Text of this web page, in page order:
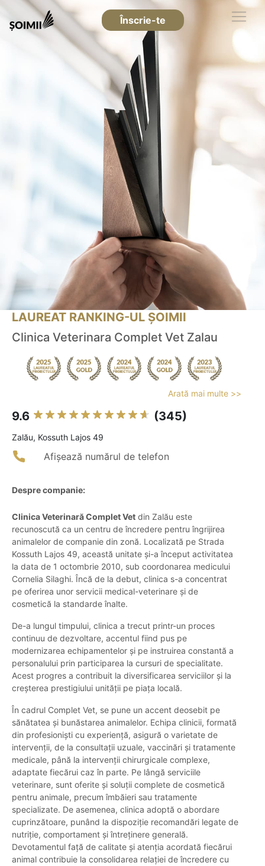
Înscrie-te
LAUREAT RANKING-UL ȘOIMII
Clinica Veterinara Complet Vet Zalau
Arată mai multe >>
9.6 (345)
Zalău, Kossuth Lajos 49
Afișează numărul de telefon
Despre companie:
Clinica Veterinară Complet Vet din Zalău este
recunoscută ca un centru de încredere pentru îngrijirea
animalelor de companie din zonă. Localizată pe Strada
Kossuth Lajos 49, această unitate și-a început activitatea
la data de 1 octombrie 2010, sub coordonarea medicului
Cornelia Silaghi. Încă de la debut, clinica s-a concentrat
pe oferirea unor servicii medical-veterinare și de
cosmetică la standarde înalte.
De-a lungul timpului, clinica a trecut printr-un proces
continuu de dezvoltare, accentul fiind pus pe
modernizarea echipamentelor și pe instruirea constantă a
personalului prin participarea la cursuri de specialitate.
Acest progres a contribuit la diversificarea serviciilor și la
creșterea prestigiului unității pe piața locală.
În cadrul Complet Vet, se pune un accent deosebit pe
sănătatea și bunăstarea animalelor. Echipa clinicii, formată
din profesioniști cu experiență, asigură o varietate de
intervenții, de la consultații uzuale, vaccinări și tratamente
medicale, până la intervenții chirurgicale complexe,
adaptate fiecărui caz în parte. Pe lângă serviciile
veterinare, sunt oferite și soluții complete de cosmetică
pentru animale, precum îmbăieri sau tratamente
specializate. De asemenea, clinica adoptă o abordare
cuprinzătoare, punând la dispoziție recomandări legate de
nutriție, comportament și întreținere generală.
Devotamentul față de calitate și atenția acordată fiecărui
animal contribuie la consolidarea relației de încredere cu